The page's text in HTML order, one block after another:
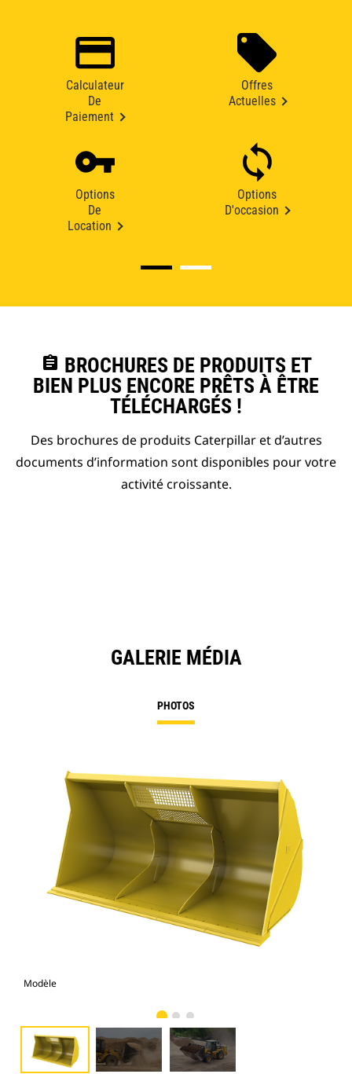
Calculateur
De
Paiement
Offres
Actuelles
Options
De
Location
Options
D'occasion
assignment BROCHURES DE PRODUITS ET
BIEN PLUS ENCORE PRÊTS À ÊTRE
TÉLÉCHARGÉS !
Des brochures de produits Caterpillar et d’autres
documents d’information sont disponibles pour votre
activité croissante.
GALERIE MÉDIA
PHOTOS
Modèle